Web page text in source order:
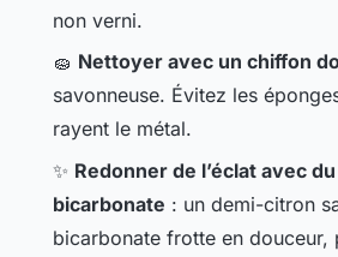
non verni.
🧽 Nettoyer avec un chiffon
savonneuse. Évitez les
rayent le métal.
✨ Redonner de l’éclat avec
bicarbonate : un demi-citron
bicarbonate frotte en douceur,